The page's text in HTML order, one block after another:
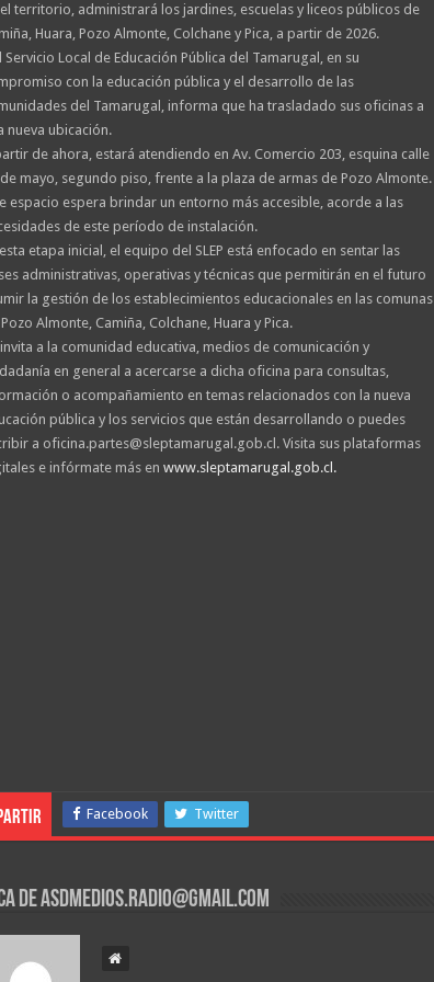
territorio, administrará los jardines, escuelas y liceos públicos de
Huara, Pozo Almonte, Colchane y Pica, a partir de 2026.
Servicio Local de Educación Pública del Tamarugal, en su
con la educación pública y el desarrollo de las
del Tamarugal, informa que ha trasladado sus oficinas a
nueva ubicación.
de ahora, estará atendiendo en Av. Comercio 203, esquina calle
mayo, segundo piso, frente a la plaza de armas de Pozo Almonte.
espacio espera brindar un entorno más accesible, acorde a las
de este período de instalación.
etapa inicial, el equipo del SLEP está enfocado en sentar las
administrativas, operativas y técnicas que permitirán en el futuro
la gestión de los establecimientos educacionales en las comunas
Almonte, Camiña, Colchane, Huara y Pica.
invita a la comunidad educativa, medios de comunicación y
en general a acercarse a dicha oficina para consultas,
o acompañamiento en temas relacionados con la nueva
pública y los servicios que están desarrollando o puedes
a oficina.partes@sleptamarugal.gob.cl. Visita sus plataformas
e infórmate más en www.sleptamarugal.gob.cl.
Facebook Twitter
de asdmedios.radio@gmail.com